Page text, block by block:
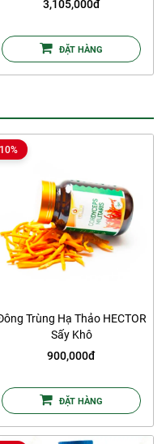
3,105,000đ
ĐẶT HÀNG
Trùng Hạ Thảo HECTOR
Sấy Khô
900,000đ
ĐẶT HÀNG